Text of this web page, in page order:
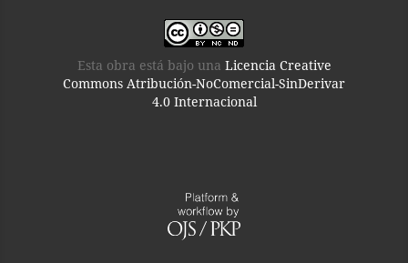
Esta obra está bajo una Licencia Creative
Commons Atribución-NoComercial-SinDerivar
4.0 Internacional